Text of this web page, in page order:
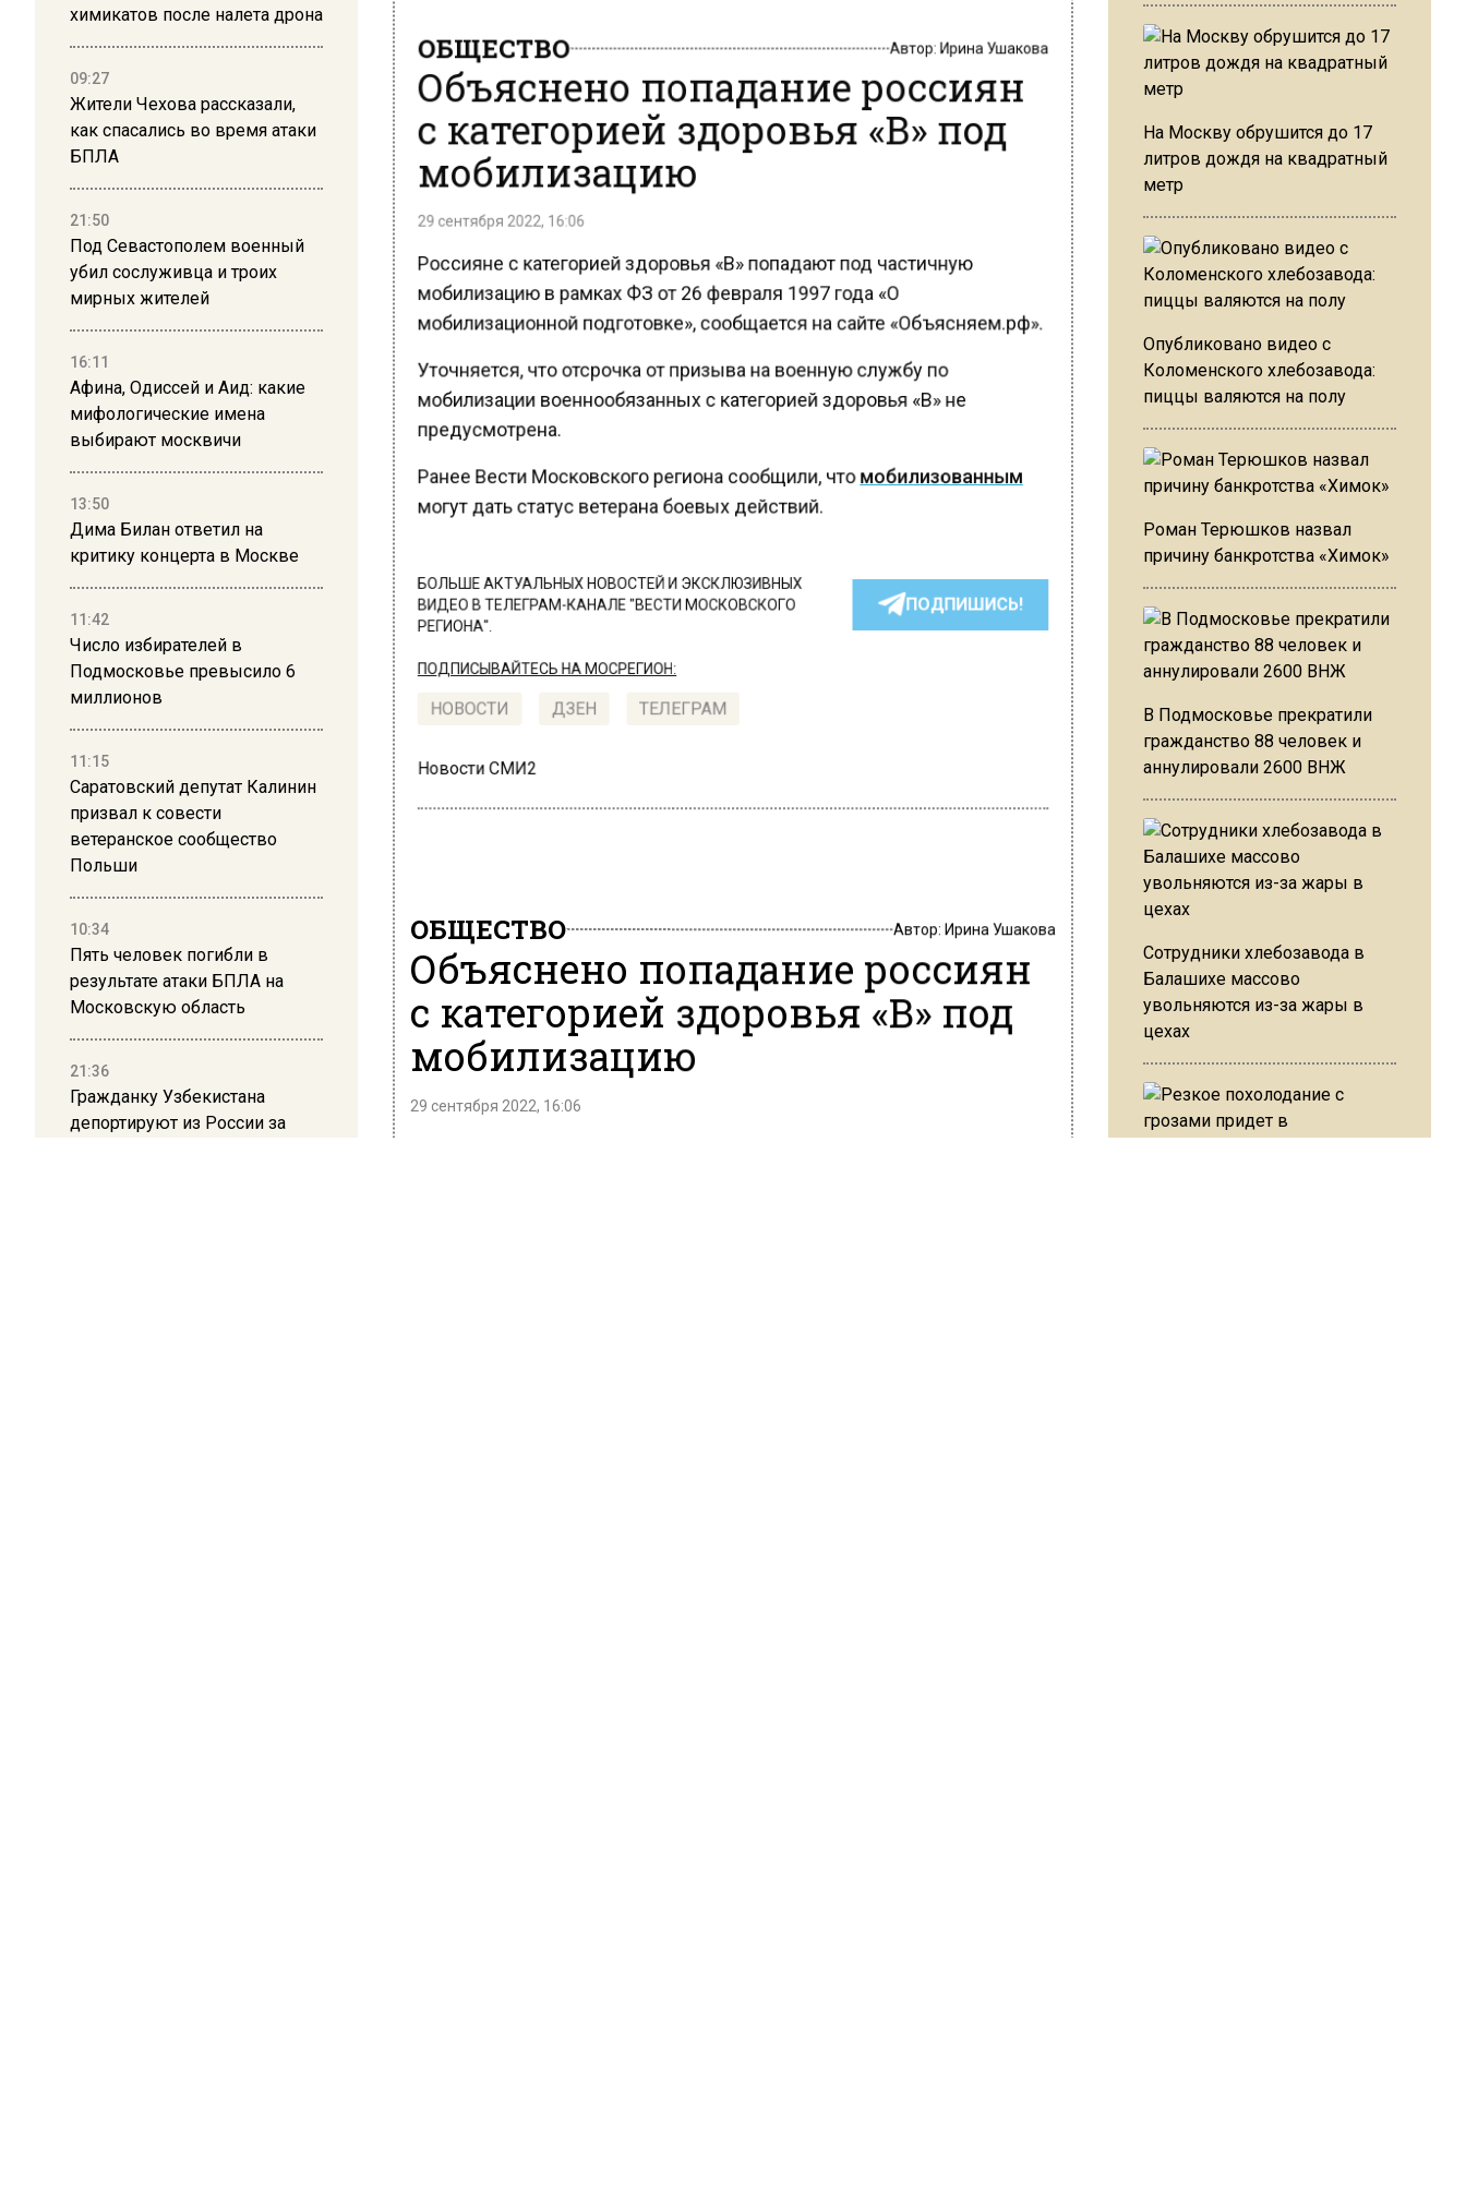
химикатов после налета дрона
09:27
Жители Чехова рассказали,
как спасались во время атаки
БПЛА
21:50
Под Севастополем военный
убил сослуживца и троих
мирных жителей
16:11
Афина, Одиссей и Аид: какие
мифологические имена
выбирают москвичи
13:50
Дима Билан ответил на
критику концерта в Москве
11:42
Число избирателей в
Подмосковье превысило 6
миллионов
11:15
Саратовский депутат Калинин
призвал к совести
ветеранское сообщество
Польши
10:34
Пять человек погибли в
результате атаки БПЛА на
Московскую область
21:36
Гражданку Узбекистана
депортируют из России за
ОБЩЕСТВО
Объяснено попадание россиян
с категорией здоровья «В» под
мобилизацию
29 сентября 2022, 16:06
Россияне с категорией здоровья «В» попадают под частичную
мобилизацию в рамках ФЗ от 26 февраля 1997 года «О
мобилизационной подготовке», сообщается на сайте «Объясняем.рф».
Уточняется, что отсрочка от призыва на военную службу по
мобилизации военнообязанных с категорией здоровья «В» не
предусмотрена.
Ранее Вести Московского региона сообщили, чтомобилизованным
могут дать статус ветерана боевых действий.
БОЛЬШЕ АКТУАЛЬНЫХ НОВОСТЕЙ И ЭКСКЛЮЗИВНЫХ
ВИДЕО В ТЕЛЕГРАМ-КАНАЛЕ "ВЕСТИ МОСКОВСКОГО
РЕГИОНА".
ПОДПИШИСЬ!
ПОДПИСЫВАЙТЕСЬ НА МОСРЕГИОН:
НОВОСТИ ДЗЕН ТЕЛЕГРАМ
Новости СМИ2
ОБЩЕСТВО Автор: Ирина Ушакова
Объяснено попадание россиян
с категорией здоровья «В» под
мобилизацию
29 сентября 2022, 16:06
На Москву обрушится до 17
литров дождя на квадратный
метр
Опубликовано видео с
Коломенского хлебозавода:
пиццы валяются на полу
Роман Терюшков назвал
причину банкротства «Химок»
В Подмосковье прекратили
гражданство 88 человек и
аннулировали 2600 ВНЖ
Сотрудники хлебозавода в
Балашихе массово
увольняются из-за жары в
цехах